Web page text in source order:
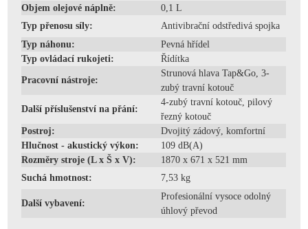
Objem olejové náplně:
0,1 L
Typ přenosu síly:
Antivibrační odstředivá spojka
Typ náhonu:
Pevná hřídel
Typ ovládací rukojeti:
Řídítka
Pracovní nástroje:
Strunová hlava Tap&Go, 3-
zubý travní kotouč
Další příslušenství na přání:
4-zubý travní kotouč, pilový
řezný kotouč
Postroj:
Dvojitý zádový, komfortní
Hlučnost - akustický výkon:
109 dB(A)
Rozměry stroje (L x Š x V):
1870 x 671 x 521 mm
Suchá hmotnost:
7,53 kg
Další vybavení:
Profesionální vysoce odolný
úhlový převod